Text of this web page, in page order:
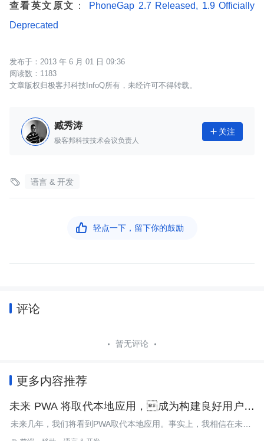
查看英文原文 ：
PhoneGap 2.7 Released, 1.9 Officially
Deprecated
2013 年 6 月 01 日 09:36
1183
文章版权归极客邦科技InfoQ所有，未经许可不得转载。
臧秀涛
极客邦科技技术会议负责人
 关注
 语言 & 开发
 轻点一下，留下你的鼓励
评论
暂无评论
更多内容推荐
未来 PWA 将取代本地应用，成为构建良好用户体
验的首选方式
未来几年，我们将看到PWA取代本地应用。事实上，我相信在未来
五年内，手机上至少有 80% 的非游戏应用将会使用网络技术进行